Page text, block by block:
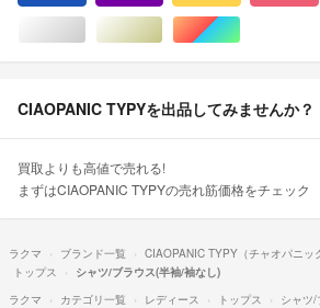
シルバー/銀色系ゴールド/金色系マルチカラー
CIAOPANIC TYPYを出品してみませんか？
買取よりも高値で売れる!
まずはCIAOPANIC TYPYの売れ筋価格をチェック
ラクマ ブランド一覧 CIAOPANIC TYPY（チャオパニッ
トップス
シャツ/ブラウス(半袖/袖なし)
ラクマ
カテゴリ一覧 レディース トップス シャツ